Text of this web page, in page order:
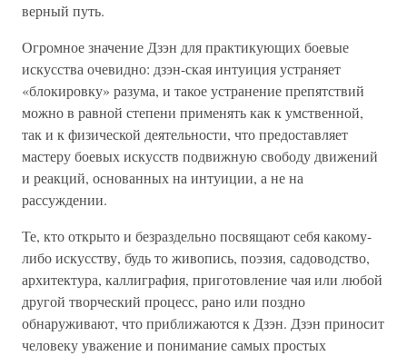
верный путь.
Огромное значение Дзэн для практикующих боевые
искусства очевидно: дзэн-ская интуиция устраняет
«блокировку» разума, и такое устранение препятствий
можно в равной степени применять как к умственной,
так и к физической деятельности, что предоставляет
мастеру боевых искусств подвижную свободу движений
и реакций, основанных на интуиции, а не на
рассуждении.
Те, кто открыто и безраздельно посвящают себя какому-
либо искусству, будь то живопись, поэзия, садоводство,
архитектура, каллиграфия, приготовление чая или любой
другой творческий процесс, рано или поздно
обнаруживают, что приближаются к Дзэн. Дзэн приносит
человеку уважение и понимание самых простых